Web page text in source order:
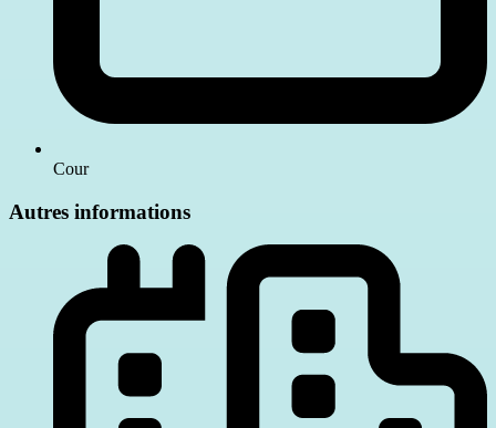
Cour
Autres informations